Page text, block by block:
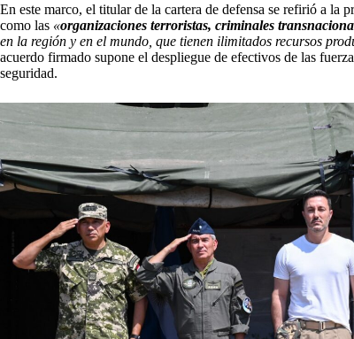
En este marco, el titular de la cartera de defensa se refirió a la
como las «organizaciones terroristas, criminales
en la región y en el mundo, que tienen ilimitados recursos
acuerdo firmado supone el despliegue de efectivos de las
seguridad.